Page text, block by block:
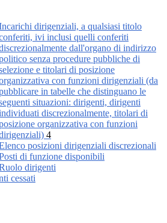
dirigenziali, a qualsiasi titolo
ivi inclusi quelli conferiti
dall'organo di indirizzo
senza procedure pubbliche di
e titolari di posizione
con funzioni dirigenziali (da
in tabelle che distinguano le
situazioni: dirigenti, dirigenti
discrezionalmente, titolari di
organizzativa con funzioni
4
posizioni dirigenziali discrezionali
di funzione disponibili
dirigenti
cessati